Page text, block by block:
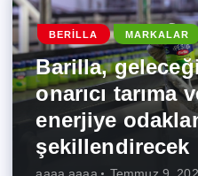
BERILLA MARKALAR
Barilla,
onarıcı tarıma
enerjiye
şekillendirecek